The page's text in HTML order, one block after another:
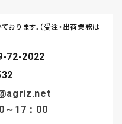
72-2022
～17：00
おります。（受注・出荷業務は